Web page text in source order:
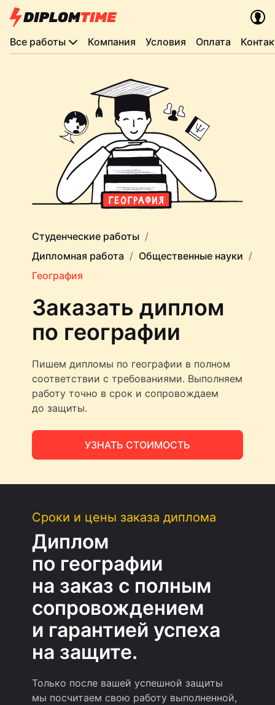
Все работы Компания Условия Оплата
Студенческие работы
Дипломная работа
Общественные науки
География
Заказать диплом
по географии
Пишем дипломы по географии в полном
соответствии с требованиями. Выполняем
работу точно в срок и сопровождаем
до защиты.
УЗНАТЬ СТОИМОСТЬ
Сроки и цены заказа диплома
Диплом
по географии
на заказ с полным
сопровождением
и гарантией успеха
на защите.
Только после вашей успешной защиты
мы посчитаем свою работу выполненной,